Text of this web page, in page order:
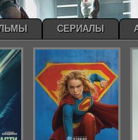
СЕРИАЛЫ